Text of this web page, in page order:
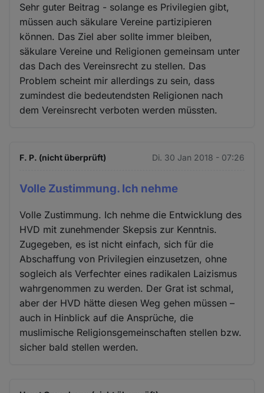
Sehr guter Beitrag - solange es Privilegien gibt,
müssen auch säkulare Vereine partizipieren
können. Das Ziel aber sollte immer bleiben,
säkulare Vereine und Religionen gemeinsam unter
das Dach des Vereinsrecht zu stellen. Das
Problem scheint mir allerdings zu sein, dass
zumindest die bedeutendsten Religionen nach
dem Vereinsrecht verboten werden müssten.
F. P. (nicht überprüft) Di. 30 Jan 2018 - 07:26
Volle Zustimmung. Ich nehme
Volle Zustimmung. Ich nehme die Entwicklung des
HVD mit zunehmender Skepsis zur Kenntnis.
Zugegeben, es ist nicht einfach, sich für die
Abschaffung von Privilegien einzusetzen, ohne
sogleich als Verfechter eines radikalen Laizismus
wahrgenommen zu werden. Der Grat ist schmal,
aber der HVD hätte diesen Weg gehen müssen –
auch in Hinblick auf die Ansprüche, die
muslimische Religionsgemeinschaften stellen bzw.
sicher bald stellen werden.